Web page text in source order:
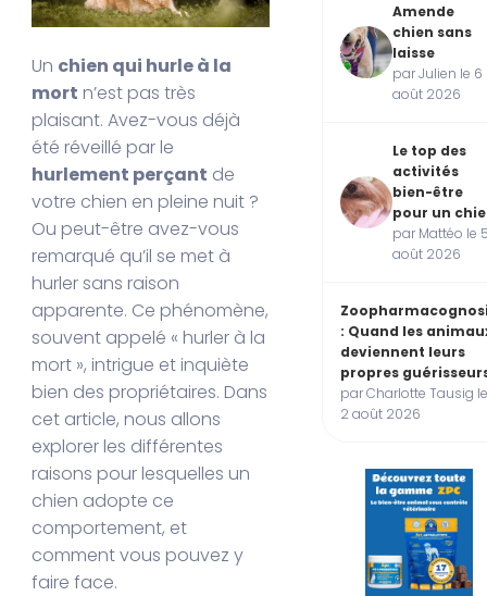
Un chien qui hurle à la
mort n’est pas très
plaisant. Avez-vous déjà
été réveillé par le
hurlement perçant de
votre chien en pleine nuit ?
Ou peut-être avez-vous
remarqué qu’il se met à
hurler sans raison
apparente. Ce phénomène,
souvent appelé « hurler à la
mort », intrigue et inquiète
bien des propriétaires. Dans
cet article, nous allons
explorer les différentes
raisons pour lesquelles un
chien adopte ce
comportement, et
comment vous pouvez y
faire face.
Amende
chien sans
laisse
par Julien le 6
août 2026
Le top des
activités
bien-être
pour un
par Mattéo le
août 2026
: Quand les
deviennent leurs
propres
par Charlotte Tausig
2 août 2026